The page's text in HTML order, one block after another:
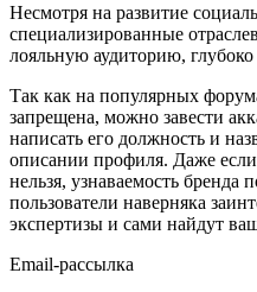
Несмотря на развитие
специализированные
лояльную аудиторию,
Так как на популярных
запрещена, можно завести
написать его должность и
описании профиля. Даже
нельзя, узнаваемость бренда
пользователи наверняка
экспертизы и сами найдут
Email-рассылка